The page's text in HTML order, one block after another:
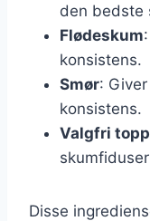
den bedste
Flødeskum
konsistens.
Smør:
konsistens.
Valgfri
Disse